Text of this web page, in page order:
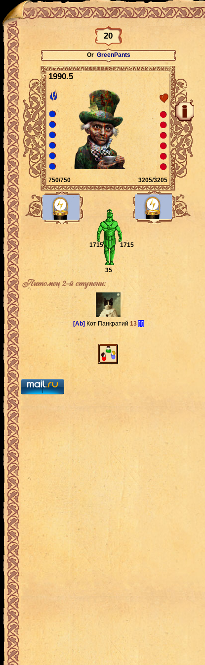
20
Or GreenPants
1990.5
750/750 3205/3205
35
1715 1715
Питомец 2-й ступени:
[Ab] Кот Панкратий 13 [i]